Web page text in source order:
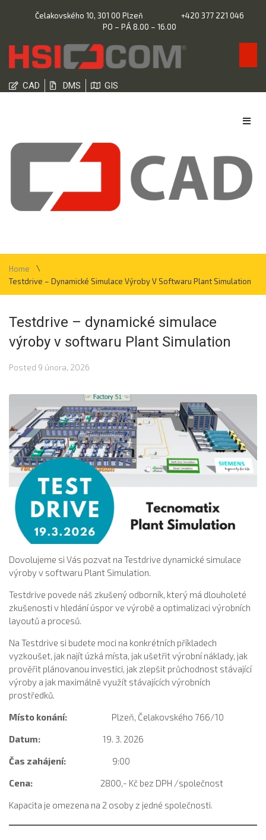
Čelakovského 10, 301 00 Plzeň
+420 377 221 046
PO – PÁ 8.00 – 16.00
CAD DMS GIS
Home
\
Testdrive – Dynamické Simulace Výroby V Softwaru Plant Simulation
Testdrive – dynamické simulace
výroby v softwaru Plant Simulation
Posted 9 února, 2026
Dovolujeme si Vás pozvat na Testdrive dynamické simulace
výroby v softwaru Plant Simulation.
Testdrive povede náš zkušený odborník, který má dlouholeté
zkušenosti v hledání úspor ve výrobě a optimalizaci výrobních
layoutů a procesů.
Na Testdrive si budete moci na konkrétních příkladech
vyzkoušet, jak najít úzká místa, jak ušetřit výrobní náklady, jak
prověřit plánovanou investici, jak zlepšit průchodnost stávající
výroby a jak maximálně využít stávajících výrobních
prostředků.
Místo konání: Plzeň, Čelakovského 766/10
Datum: 19. 3. 2026
Čas zahájení: 9:00
Cena: 2800,- Kč bez DPH /společnost
Kapacita je omezena na 2 osoby z jedné společnosti.